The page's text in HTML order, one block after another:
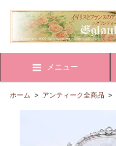
メニュー
ホーム > アンティーク全商品 >